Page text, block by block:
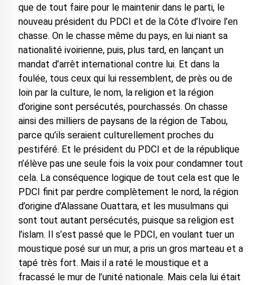
que de tout faire pour le maintenir dans le parti, le
nouveau président du PDCI et de la Côte d’Ivoire l’en
chasse. On le chasse même du pays, en lui niant sa
nationalité ivoirienne, puis, plus tard, en lançant un
mandat d’arrêt international contre lui. Et dans la
foulée, tous ceux qui lui ressemblent, de près ou de
loin par la culture, le nom, la religion et la région
d’origine sont persécutés, pourchassés. On chasse
ainsi des milliers de paysans de la région de Tabou,
parce qu’ils seraient culturellement proches du
pestiféré. Et le président du PDCI et de la république
n’élève pas une seule fois la voix pour condamner tout
cela. La conséquence logique de tout cela est que le
PDCI finit par perdre complètement le nord, la région
d’origine d’Alassane Ouattara, et les musulmans qui
sont tout autant persécutés, puisque sa religion est
l’islam. Il s’est passé que le PDCI, en voulant tuer un
moustique posé sur un mur, a pris un gros marteau et a
tapé très fort. Mais il a raté le moustique et a
fracassé le mur de l’unité nationale. Mais cela lui était